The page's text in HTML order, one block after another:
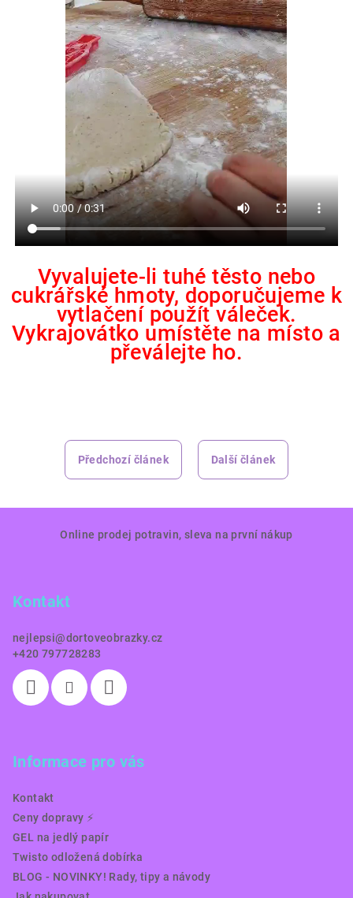
Vyvalujete-li tuhé těsto nebo
cukrářské hmoty, doporučujeme k
vytlačení použít váleček.
Vykrajovátko umístěte na místo a
převálejte ho.
Předchozí článek Další článek
Online prodej potravin, sleva na první nákup
Kontakt
nejlepsi@dortoveobrazky.cz
+420 797728283
Informace pro vás
Kontakt
Ceny dopravy ⚡️
GEL na jedlý papír
Twisto odložená dobírka
BLOG - NOVINKY! Rady, tipy a návody